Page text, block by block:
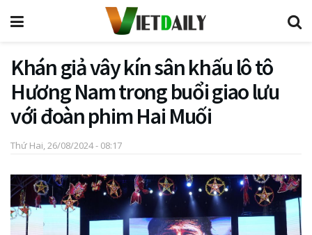
Khán giả vây kín sân khấu lô tô
Hương Nam trong buổi giao lưu
với đoàn phim Hai Muối
Thứ Hai, 26/08/2024 - 08:17